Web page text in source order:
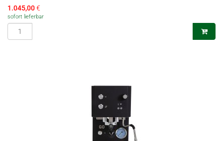
1.045,00€
sofort lieferbar